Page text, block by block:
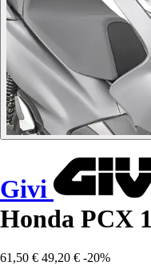
Givi
Honda PCX
61,50 € 49,20 € -20%